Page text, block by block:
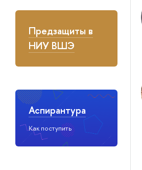
Предзащиты в
НИУ ВШЭ
Аспирантура
Как поступить